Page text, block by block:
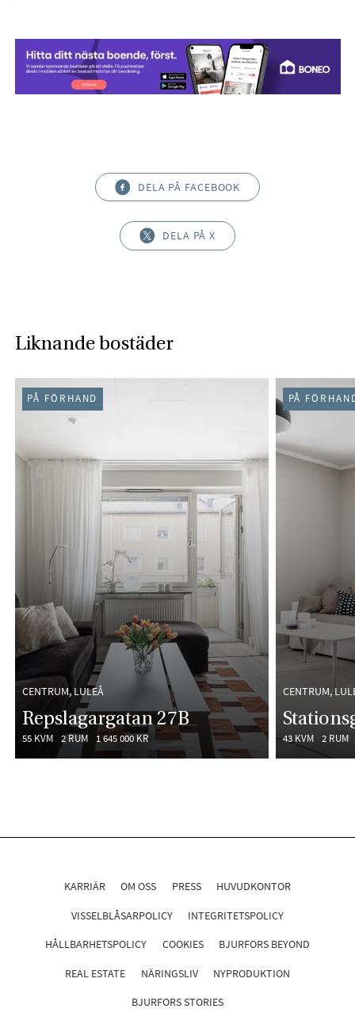
DELA PÅ FACEBOOK
DELA PÅ X
Liknande bostäder
CENTRUM, LULEÅ
Repslagargatan 27B
55 KVM 2 RUM 1 645 000 KR
PÅ FÖRHAND
CENTRUM,
43 KVM 2 RUM
PÅ
KARRIÄR OM OSS PRESS HUVUDKONTOR
VISSELBLÅSARPOLICY INTEGRITETSPOLICY
HÅLLBARHETSPOLICY COOKIES BJURFORS BEYOND
REAL ESTATE NÄRINGSLIV NYPRODUKTION
BJURFORS STORIES